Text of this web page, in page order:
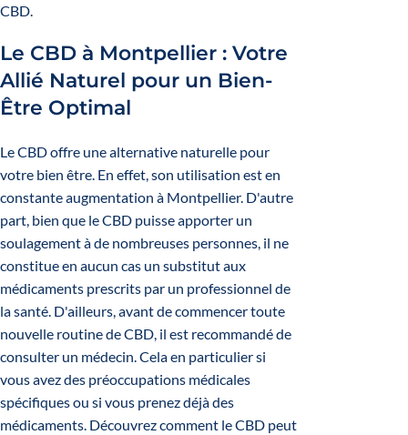
CBD.
Le CBD à Montpellier : Votre
Allié Naturel pour un Bien-
Être Optimal
Le CBD offre une alternative naturelle pour
votre bien être. En effet, son utilisation est en
constante augmentation à Montpellier. D'autre
part, bien que le CBD puisse apporter un
soulagement à de nombreuses personnes, il ne
constitue en aucun cas un substitut aux
médicaments prescrits par un professionnel de
la santé. D'ailleurs, avant de commencer toute
nouvelle routine de CBD, il est recommandé de
consulter un médecin. Cela en particulier si
vous avez des préoccupations médicales
spécifiques ou si vous prenez déjà des
médicaments. Découvrez comment le CBD peut